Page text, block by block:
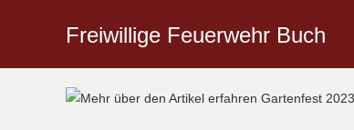
Freiwillige Feuerwehr Buch